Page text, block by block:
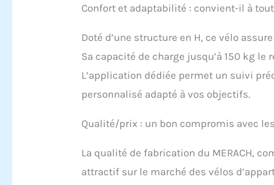
Confort et adaptabilité : convient-il à
Doté d’une structure en H, ce vélo
Sa capacité de charge jusqu’à 150 kg
L’application dédiée permet un suivi
personnalisé adapté à vos objectifs.
Qualité/prix : un bon compromis avec
La qualité de fabrication du MERACH,
attractif sur le marché des vélos